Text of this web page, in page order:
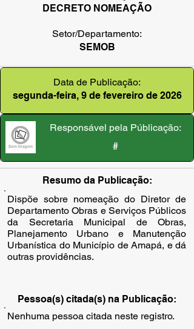
DECRETO NOMEAÇÃO
Setor/Departamento:
SEMOB
Data de Publicação:
segunda-feira, 9 de fevereiro de 2026
Responsável pela Públicação:
#
Resumo da Publicação:
Dispõe sobre nomeação do Diretor de
Departamento Obras e Serviços Públicos
da Secretaria Municipal de Obras,
Planejamento Urbano e Manutenção
Urbanística do Município de Amapá, e dá
outras providências.
Pessoa(s) citada(s) na Publicação:
Nenhuma pessoa citada neste registro.